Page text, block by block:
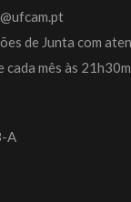
de Junta com
cada mês às
A